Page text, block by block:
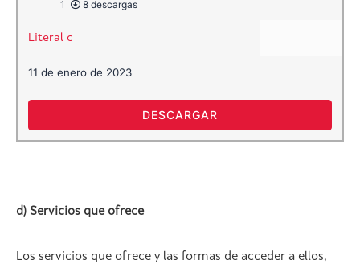
1
8 descargas
Literal c
11 de enero de 2023
DESCARGAR
d) Servicios que ofrece
Los servicios que ofrece y las formas de acceder a ellos,